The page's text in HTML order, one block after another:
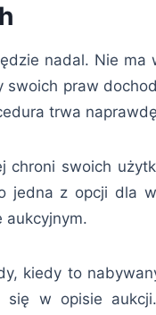
nadal. Nie ma
swoich praw
trwa
chroni swoich
jedna z opcji dla
aukcyjnym.
kiedy to
się w opisie